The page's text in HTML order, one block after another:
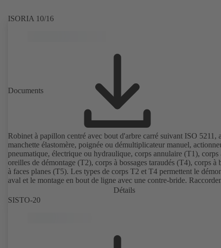
ISORIA 10/16
Documents
Robinet à papillon centré avec bout d'arbre carré suivant ISO 5211,
manchette élastomère, poignée ou démultiplicateur manuel,
pneumatique, électrique ou hydraulique, corps annulaire (T1), corps
oreilles de démontage (T2), corps à bossages taraudés (T4), corps à
à faces planes (T5). Les types de corps T2 et T4 permettent le
aval et le montage en bout de ligne avec une contre-bride.
Détails
SISTO-20